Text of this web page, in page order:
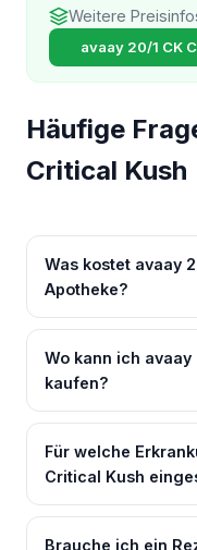
Weitere
avaay 20/1 CK
Häufige
Critical Kush
Was kostet avaay
Apotheke?
Wo kann ich avaay
kaufen?
Für welche
Critical Kush
Brauche ich ein